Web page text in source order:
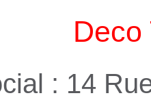
Deco
: 14